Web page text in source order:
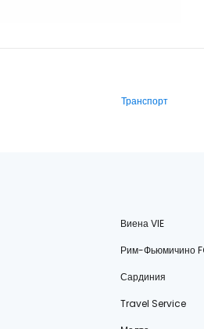
Транспорт
Виена VIE
Рим-Фьюмичино
Сардиния
Travel Service